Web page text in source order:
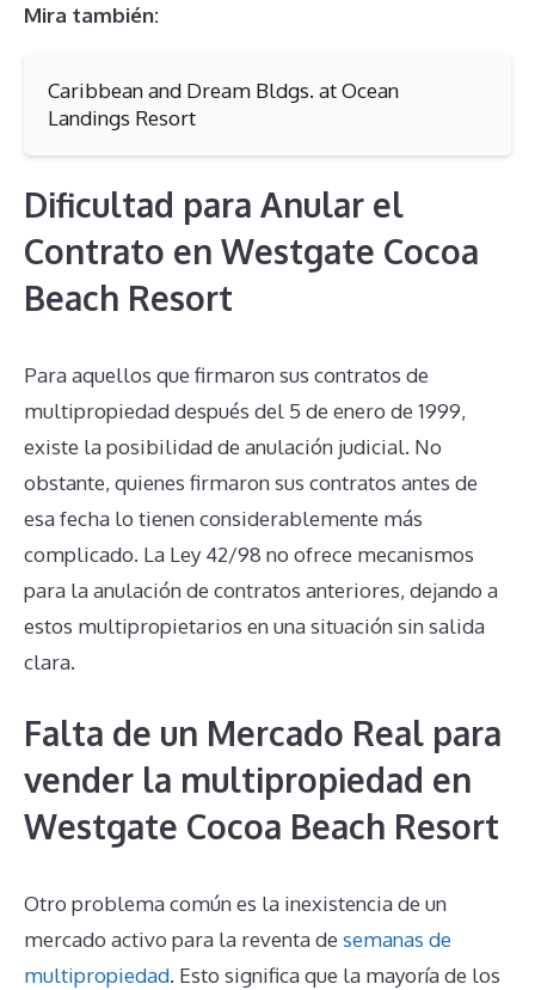
Mira también:
Caribbean and Dream Bldgs. at Ocean
Landings Resort
Dificultad para Anular el
Contrato en Westgate Cocoa
Beach Resort
Para aquellos que firmaron sus contratos de
multipropiedad después del 5 de enero de 1999,
existe la posibilidad de anulación judicial. No
obstante, quienes firmaron sus contratos antes de
esa fecha lo tienen considerablemente más
complicado. La Ley 42/98 no ofrece mecanismos
para la anulación de contratos anteriores, dejando a
estos multipropietarios en una situación sin salida
clara.
Falta de un Mercado Real para
vender la multipropiedad en
Westgate Cocoa Beach Resort
Otro problema común es la inexistencia de un
mercado activo para la reventa de semanas de
multipropiedad. Esto significa que la mayoría de los